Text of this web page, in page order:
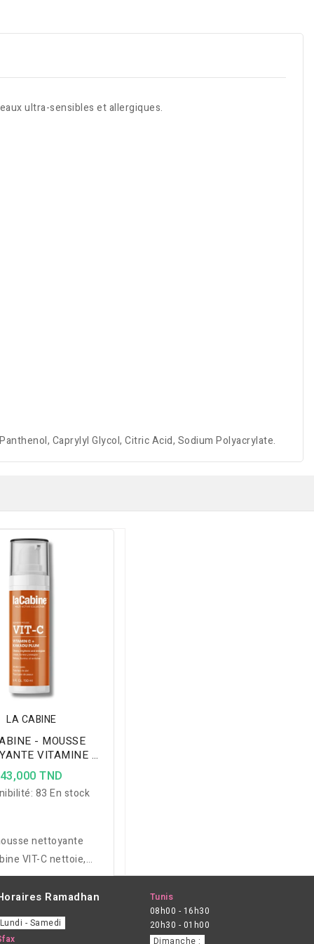
ultra-sensibles et allergiques.
Caprylyl Glycol, Citric Acid, Sodium Polyacrylate.
LA CABINE
- MOUSSE
VITAMINE C
150 ML
43,000 TND
83 En stock
nettoyante
VIT-C nettoie,
revitalise la peau en
grâce à la vitamine C
de Kakadu, adaptée
types de peaux.
Ramadhan
Lundi - Samedi
Tunis
08h00 - 16h30
20h30 - 01h00
Dimanche :